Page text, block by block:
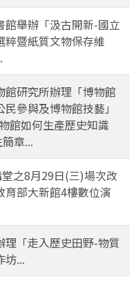
館舉辦「汲古開新-國立
粹暨紙質文物保存維
館研究所辦理「博物館
參與及博物館技藝」
館如何生產歷史知識
章...
之8月29日(三)場次改
育部大新館4樓數位演
理「走入歷史田野-物質
坊...